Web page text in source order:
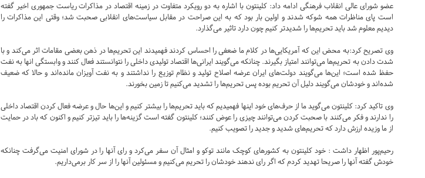
عضو شورای عالی انقلاب فرهنگی ادامه داد: کلینتون با اشاره به دو رویکرد متفاوت در زمینه اقتصاد در مذاکرات ریاست جمهوری اخیر گفته
است پای مناظرات همه شوکه شدند و اولین بار بود که به این صراحت در مقابل سیاست‌های انقلابی صحبت شد؛ وقتی این مذاکرات را
دیدیم معلوم شد باید تحریم‌ها را شدیدتر کنیم چون دارد تاثیر می‌گذارد.
وی تصریح کرد:‌به محض این که آمریکایی‌ها در کلام ما ضعفی را احساس کردند فهمیدند این تحریم‌ها در ذهن بعضی مقامات اثر می‌کند و با
شدت دادن به تحریم‌ها می‌توانند امتیاز بگیرند. چنانکه می‌گویند ایرانی‌ها اقتصاد تولیدی داخلی را نتوانستند فعال کنند و وابستگی انها به نفت
حفظ شده است؛ این‌ها می‌گویند دولت‌های ایران عرضه اصلاح تولید و نظام توزیع را نداشتند و به نفت آویزان مانده‌اند و حالا که ضعیف
شده‌اند و خودشان می‌گویند دلیل آن تحریم بوده پس تحریم‌ها را تشدید می‌کنیم تا زمین بخورند.
وی تاکید کرد: کلینتون می‌گوید ما از حرف‌های خود اینها فهمیدیم که باید تحریم‌ها را بیشتر کنیم و این‌ها حال و عرضه فعال کردن اقتصاد داخلی
را ندارند و فکر می‌کنند با صحبت کردن می‌توانند چیزی را عوض کنند؛ کلینتون گفته است گزینه‌ها را باید تیزتر کنیم و اکنون که باد در حمایت
از ما وزیده ارزش دارد که تحریم‌های شدید و جدید را تصویب کنیم.
رحیم‌پور اظهار داشت : خود کلینتون به کشورهای کوچک مانند توکو و امثال آن سفر می‌کرد و رای آنها را در شورای امنیت می‌گرفت چنانکه
خودش گفته آنها را صریحا تهدید کردم که اگر رای ندهند خودشان را تحریم می‌کنیم و مسئولین آنها را از سر کار برمی‌داریم.